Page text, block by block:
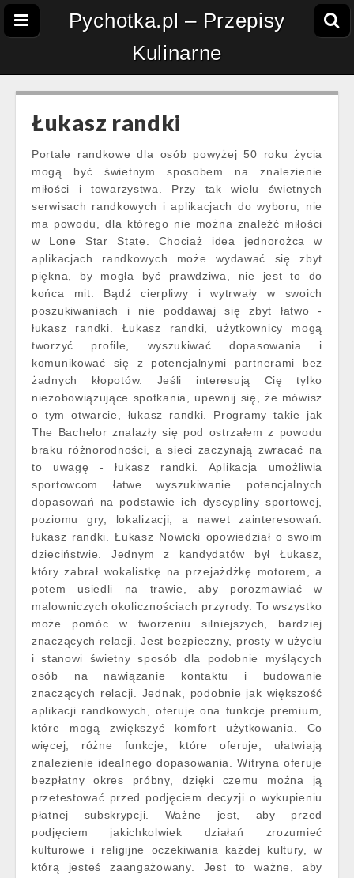
Pychotka.pl – Przepisy
Kulinarne
Łukasz randki
Portale randkowe dla osób powyżej 50 roku życia
mogą być świetnym sposobem na znalezienie
miłości i towarzystwa. Przy tak wielu świetnych
serwisach randkowych i aplikacjach do wyboru, nie
ma powodu, dla którego nie można znaleźć miłości
w Lone Star State. Chociaż idea jednorożca w
aplikacjach randkowych może wydawać się zbyt
piękna, by mogła być prawdziwa, nie jest to do
końca mit. Bądź cierpliwy i wytrwały w swoich
poszukiwaniach i nie poddawaj się zbyt łatwo -
łukasz randki. Łukasz randki, użytkownicy mogą
tworzyć profile, wyszukiwać dopasowania i
komunikować się z potencjalnymi partnerami bez
żadnych kłopotów. Jeśli interesują Cię tylko
niezobowiązujące spotkania, upewnij się, że mówisz
o tym otwarcie, łukasz randki. Programy takie jak
The Bachelor znalazły się pod ostrzałem z powodu
braku różnorodności, a sieci zaczynają zwracać na
to uwagę - łukasz randki. Aplikacja umożliwia
sportowcom łatwe wyszukiwanie potencjalnych
dopasowań na podstawie ich dyscypliny sportowej,
poziomu gry, lokalizacji, a nawet zainteresowań:
łukasz randki. Łukasz Nowicki opowiedział o swoim
dzieciństwie. Jednym z kandydatów był Łukasz,
który zabrał wokalistkę na przejażdżkę motorem, a
potem usiedli na trawie, aby porozmawiać w
malowniczych okolicznościach przyrody. To wszystko
może pomóc w tworzeniu silniejszych, bardziej
znaczących relacji. Jest bezpieczny, prosty w użyciu
i stanowi świetny sposób dla podobnie myślących
osób na nawiązanie kontaktu i budowanie
znaczących relacji. Jednak, podobnie jak większość
aplikacji randkowych, oferuje ona funkcje premium,
które mogą zwiększyć komfort użytkowania. Co
więcej, różne funkcje, które oferuje, ułatwiają
znalezienie idealnego dopasowania. Witryna oferuje
bezpłatny okres próbny, dzięki czemu można ją
przetestować przed podjęciem decyzji o wykupieniu
płatnej subskrypcji. Ważne jest, aby przed
podjęciem jakichkolwiek działań zrozumieć
kulturowe i religijne oczekiwania każdej kultury, w
którą jesteś zaangażowany. Jest to ważne, aby